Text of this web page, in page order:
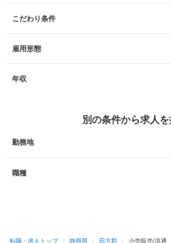
こだわり条件
雇用形態
年収
別の条件から求人
勤務地
職種
転職・求人トップ / 静岡県 / 田方郡 / 小売販売/流通